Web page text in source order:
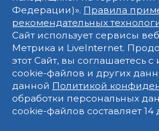
Федерации)». Правила
рекомендательных
Сайт использует сервисы
Метрика и LiveInternet.
этот Сайт, вы соглашаетесь
cookie-файлов и других
данной Политикой
обработки персональных
cookie-файлов составляет 14